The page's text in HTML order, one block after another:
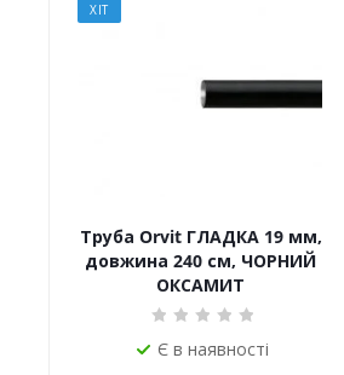
ХІТ
Труба Orvit ГЛАДКА 19 мм,
довжина 240 см, ЧОРНИЙ
ОКСАМИТ
Є в наявності